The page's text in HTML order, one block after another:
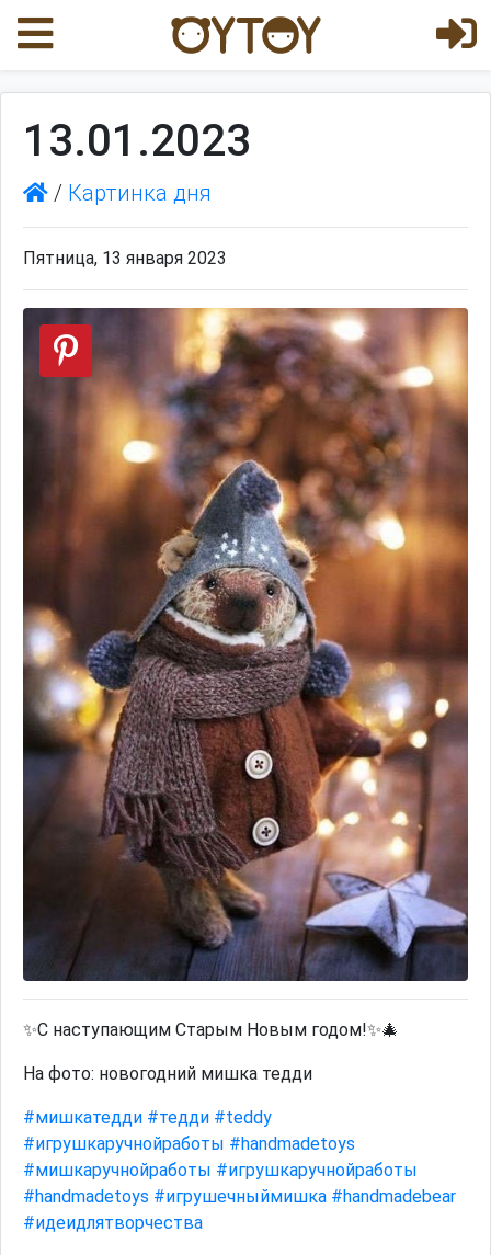
13.01.2023
/ Картинка дня
Пятница, 13 января 2023
✨С наступающим Старым Новым годом!✨🎄
На фото: новогодний мишка тедди
#мишкатедди #тедди #teddy
#игрушкаручнойработы #handmadetoys
#мишкаручнойработы #игрушкаручнойработы
#handmadetoys #игрушечныймишка #handmadebear
#идеидлятворчества